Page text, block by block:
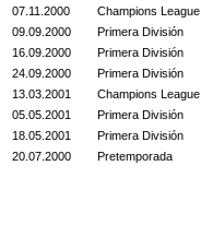
07.11.2000 Champions League
09.09.2000 Primera División
16.09.2000 Primera División
24.09.2000 Primera División
13.03.2001 Champions League
05.05.2001 Primera División
18.05.2001 Primera División
20.07.2000 Pretemporada